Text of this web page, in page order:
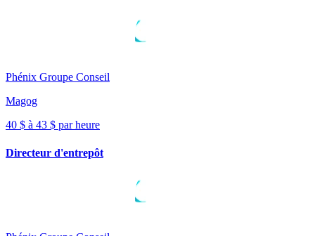
Phénix Groupe Conseil
Magog
40 $ à 43 $ par heure
Directeur d'entrepôt